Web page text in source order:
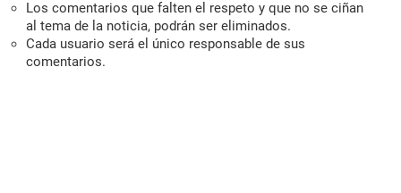
Los comentarios que falten el respeto y que no se ciñan
al tema de la noticia, podrán ser eliminados.
Cada usuario será el único responsable de sus
comentarios.